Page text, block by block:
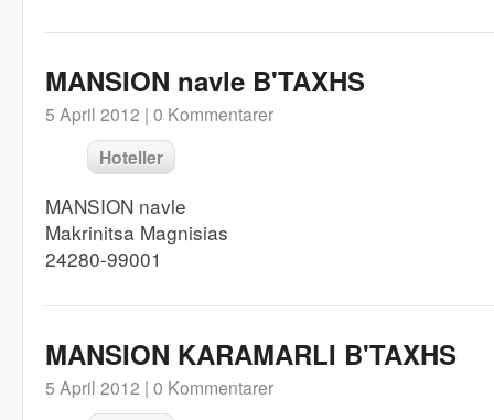
MANSION navle B'TAXHS
5 April 2012 | 0 Kommentarer
Hoteller
MANSION navle
Makrinitsa Magnisias
24280-99001
MANSION KARAMARLI B'TAXHS
5 April 2012 | 0 Kommentarer